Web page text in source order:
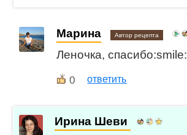
Марина Автор рецепта
Леночка, спасибо:smile:
0 ответить
Ирина Шеви